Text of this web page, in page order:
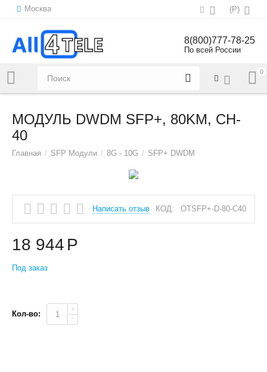
Москва (Р)
Напишите нам:sales@all4tele.com
8(800)777-78-25
По всей России
0
МОДУЛЬ DWDM SFP+, 80KM, CH-
40
Главная / SFP Модули / 8G - 10G / SFP+ DWDM
Написать отзыв КОД: OTSFP+-D-80-C40
18 944 Р
Под заказ
Кол-во:
+
−